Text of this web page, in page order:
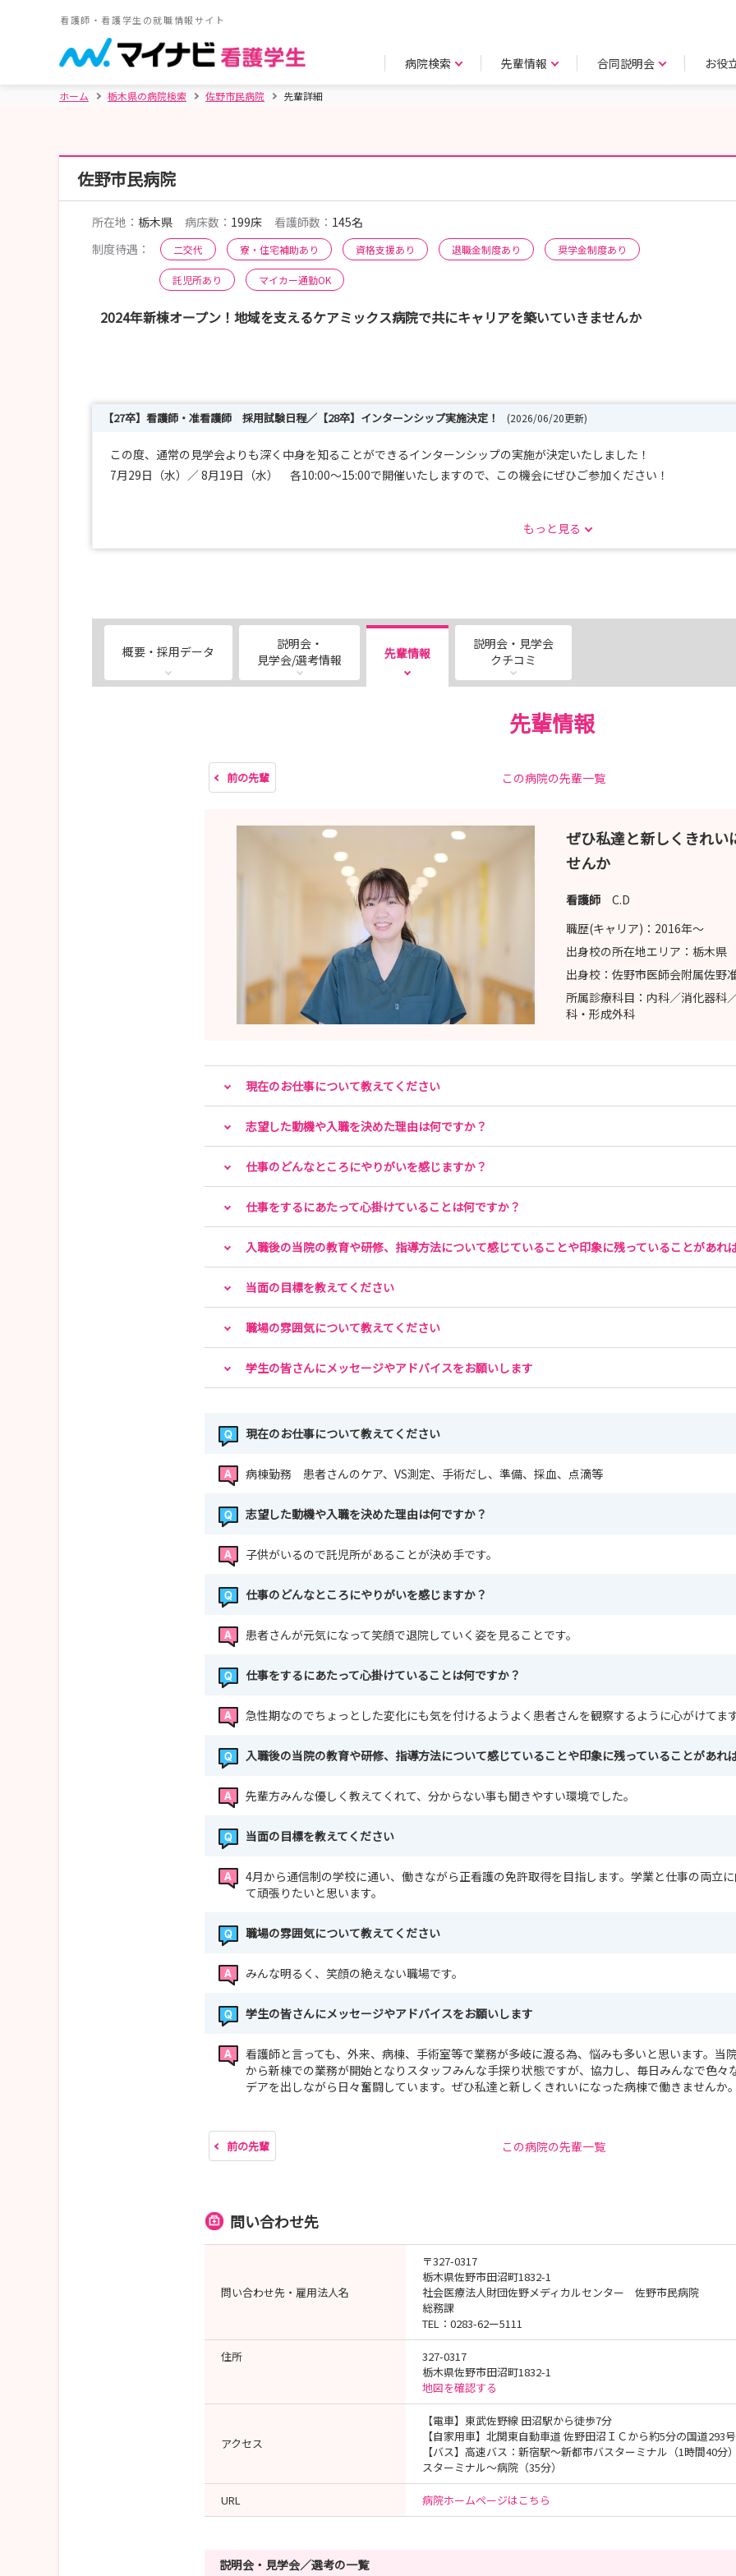
看護師・看護学生の就職情報サイト
病院検索 先輩情報 合同説明会 お役
ホーム 栃木県の病院検索 佐野市民病院 先輩詳細
佐野市民病院
所在地： 栃木県 病床数： 199床 看護師数： 145名
制度待遇：
二交代 寮・住宅補助あり 資格支援あり 退職金制度あり 奨学金制度あり
託児所あり マイカー通勤OK
2024年新棟オープン！地域を支えるケアミックス病院で共にキャリアを築いていきませんか
【27卒】看護師・准看護師 採用試験日程／【28卒】インターンシップ実施決定！ (2026/06/20更新)
この度、通常の見学会よりも深く中身を知ることができるインターンシップの実施が決定いたしました！
7月29日（水）／ 8月19日（水） 各10:00～15:00で開催いたしますので、この機会にぜひご参加ください！
27年卒対象には、下記日程にて採用試験を実施いたします。みなさまのご応募お待ちしております！
7/29（水）締切 8/3（月）～8/7（金） 選考日
9/2（水）締切 9/7（月）～9/11（金） 選考日
申込はマイナビ登録画面からお願いいたします。
●YouTube「佐野市民病院」
https://www.youtube.com/watch?v=-pWv8GfFMus
●Instagram 佐野市民病院【公式】
https://www.youtube.com/watch?v=-pWv8GfFMus
もっと見る
概要・採用データ
説明会・
見学会/選考情報
先輩情報
説明会・見学会
クチコミ
先輩情報
前の先輩 この病院の先輩一覧
ぜひ私達と新しくきれい
せんか
看護師 C.D
職歴(キャリア)： 2016年〜
出身校の所在地エリア： 栃木県
出身校： 佐野市医師会附属佐野
所属診療科目： 内科／消化器科
科・形成外科
現在のお仕事について教えてください
志望した動機や入職を決めた理由は何ですか？
仕事のどんなところにやりがいを感じますか？
仕事をするにあたって心掛けていることは何ですか？
入職後の当院の教育や研修、指導方法について感じていることや印象に残っていることがあれ
当面の目標を教えてください
職場の雰囲気について教えてください
学生の皆さんにメッセージやアドバイスをお願いします
現在のお仕事について教えてください
病棟勤務 患者さんのケア、VS測定、手術だし、準備、採血、点滴等
志望した動機や入職を決めた理由は何ですか？
子供がいるので託児所があることが決め手です。
仕事のどんなところにやりがいを感じますか？
患者さんが元気になって笑顔で退院していく姿を見ることです。
仕事をするにあたって心掛けていることは何ですか？
急性期なのでちょっとした変化にも気を付けるようよく患者さんを観察するように心がけてます
入職後の当院の教育や研修、指導方法について感じていることや印象に残っていることがあれ
先輩方みんな優しく教えてくれて、分からない事も聞きやすい環境でした。
当面の目標を教えてください
4月から通信制の学校に通い、働きながら正看護の免許取得を目指します。学業と仕事の両立
て頑張りたいと思います。
職場の雰囲気について教えてください
みんな明るく、笑顔の絶えない職場です。
学生の皆さんにメッセージやアドバイスをお願いします
看護師と言っても、外来、病棟、手術室等で業務が多岐に渡る為、悩みも多いと思います。当
から新棟での業務が開始となりスタッフみんな手探り状態ですが、協力し、毎日みんなで色々
デアを出しながら日々奮闘しています。ぜひ私達と新しくきれいになった病棟で働きませんか。
前の先輩 この病院の先輩一覧
問い合わせ先
問い合わせ先・雇用法人名
〒327-0317
栃木県佐野市田沼町1832-1
社会医療法人財団佐野メディカルセンター 佐野市民病院
総務課
TEL：0283-62ー5111
住所
327-0317
栃木県佐野市田沼町1832-1
地図を確認する
アクセス
【電車】東武佐野線 田沼駅から徒歩7分
【自家用車】北関東自動車道 佐野田沼ＩＣから約5分の国道293
【バス】高速バス：新宿駅～新都市バスターミナル（1時間40分
スターミナル～病院（35分）
URL 病院ホームページはこちら
説明会・見学会／選考の一覧